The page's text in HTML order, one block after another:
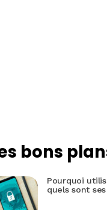
bons
Pourquoi
quels sont